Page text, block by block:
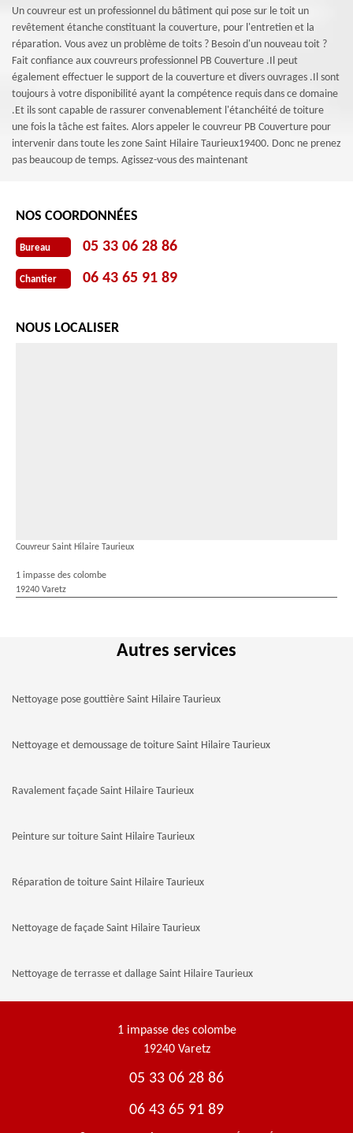
Un couvreur est un professionnel du bâtiment qui pose sur le toit un
revêtement étanche constituant la couverture, pour l'entretien et la
réparation. Vous avez un problème de toits ? Besoin d'un nouveau toit ?
Fait confiance aux couvreurs professionnel PB Couverture .Il peut
également effectuer le support de la couverture et divers ouvrages .Il sont
toujours à votre disponibilité ayant la compétence requis dans ce domaine
.Et ils sont capable de rassurer convenablement l'étanchéité de toiture
une fois la tâche est faites. Alors appeler le couvreur PB Couverture pour
intervenir dans toute les zone Saint Hilaire Taurieux19400. Donc ne prenez
pas beaucoup de temps. Agissez-vous des maintenant
NOS COORDONNÉES
Bureau 05 33 06 28 86
Chantier 06 43 65 91 89
NOUS LOCALISER
Couvreur Saint Hilaire Taurieux
1 impasse des colombe
19240 Varetz
Autres services
Nettoyage pose gouttière Saint Hilaire Taurieux
Nettoyage et demoussage de toiture Saint Hilaire Taurieux
Ravalement façade Saint Hilaire Taurieux
Peinture sur toiture Saint Hilaire Taurieux
Réparation de toiture Saint Hilaire Taurieux
Nettoyage de façade Saint Hilaire Taurieux
Nettoyage de terrasse et dallage Saint Hilaire Taurieux
1 impasse des colombe
19240 Varetz
05 33 06 28 86
06 43 65 91 89